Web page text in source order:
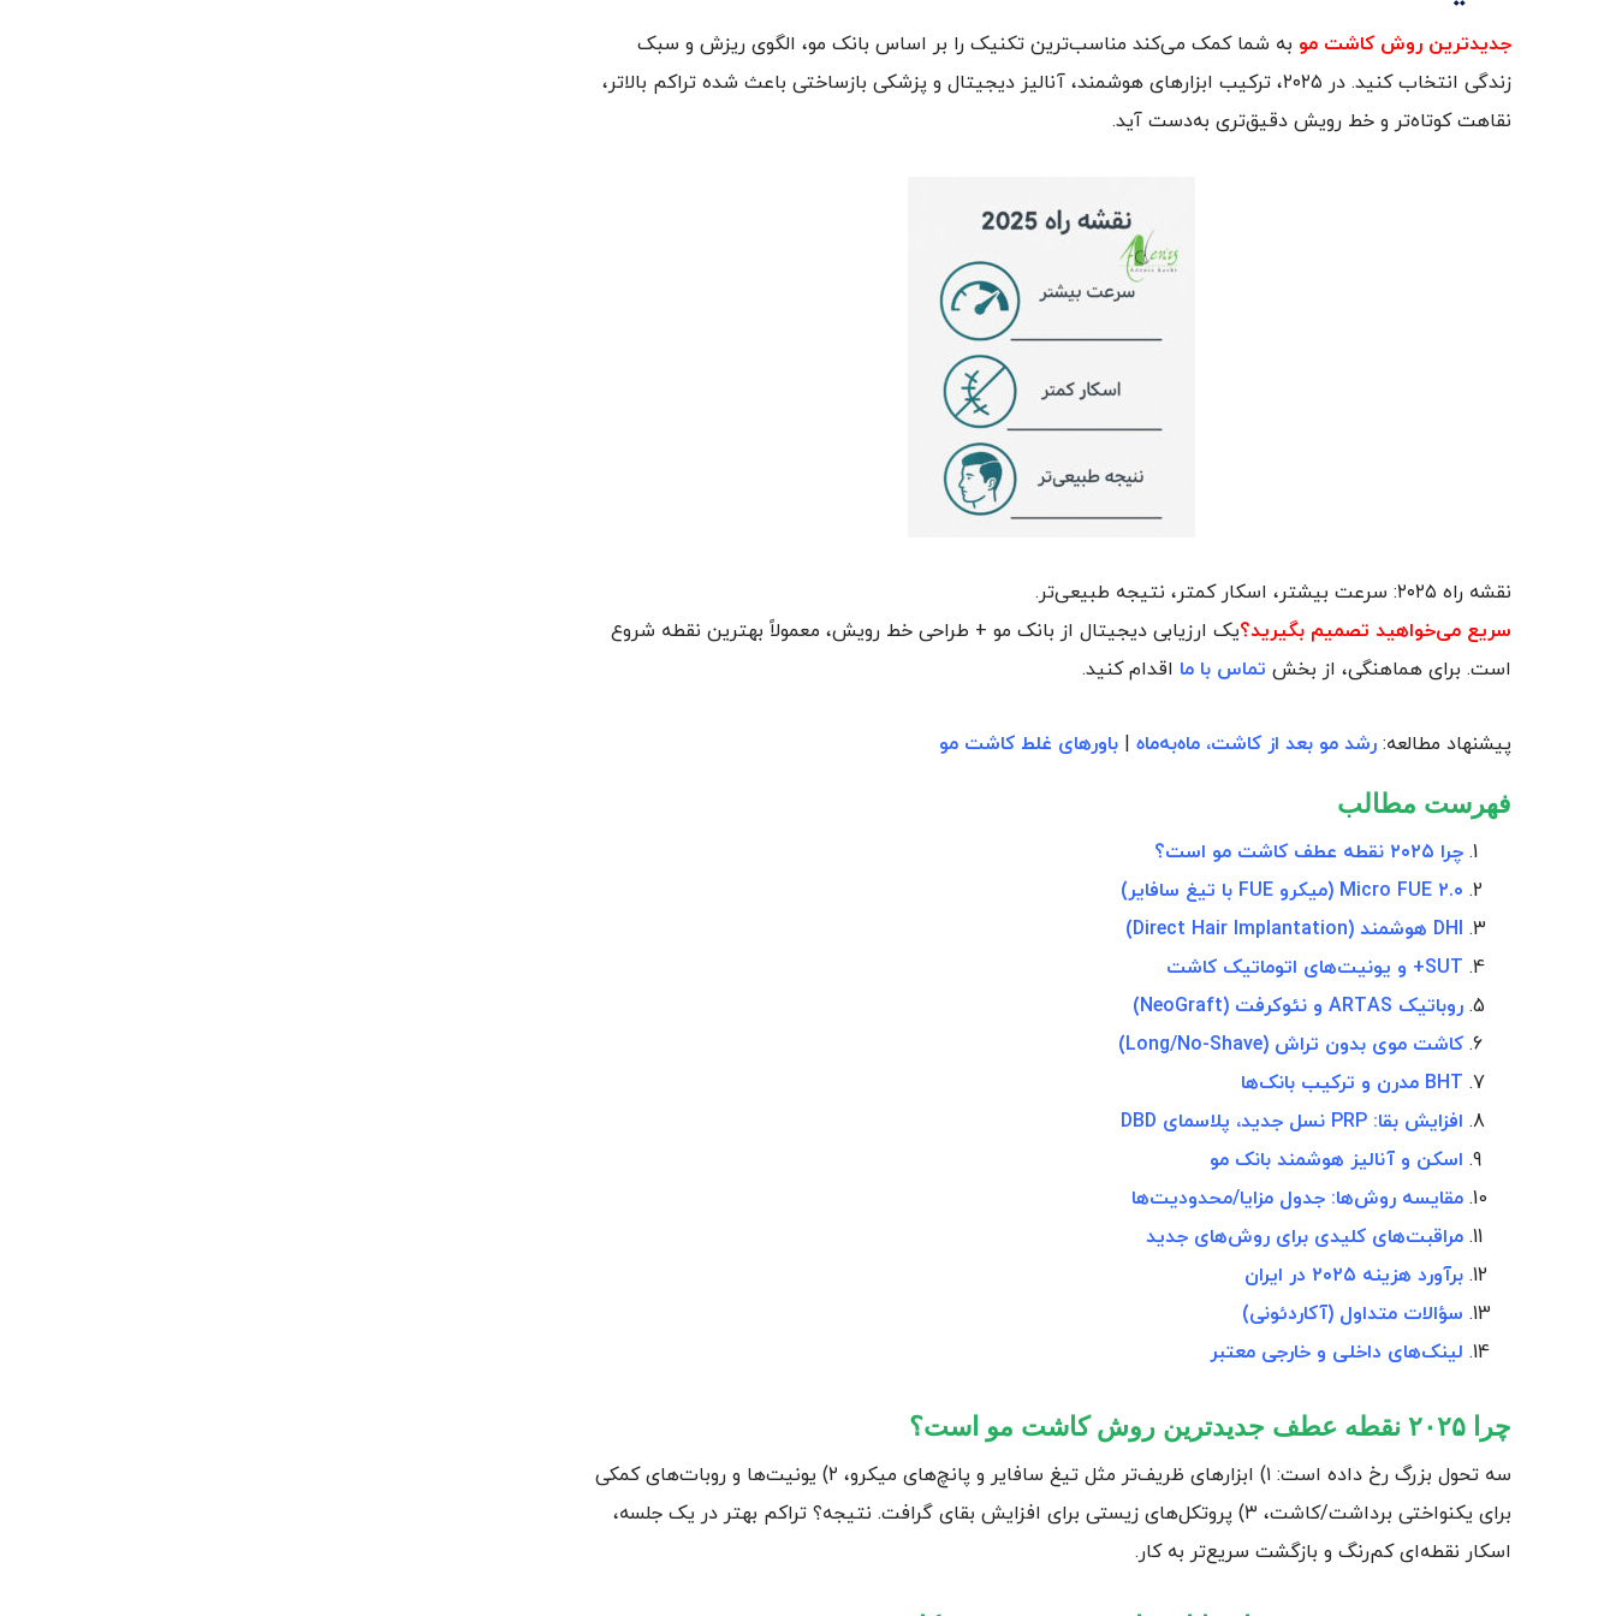
جدیدترین روش‌ کاشت مو به شما کمک می‌کند مناسب‌ترین تکنیک را بر اساس بانک مو، الگوی ریزش و سبک
زندگی انتخاب کنید. در ۲۰۲۵، ترکیب ابزارهای هوشمند، آنالیز دیجیتال و پزشکی بازساختی باعث شده تراکم بالاتر،
نقاهت کوتاه‌تر و خط رویش دقیق‌تری به‌دست آید.
نقشه راه ۲۰۲۵: سرعت بیشتر، اسکار کمتر، نتیجه طبیعی‌تر.
سریع می‌خواهید تصمیم بگیرید؟یک ارزیابی دیجیتال از بانک مو + طراحی خط رویش، معمولاً بهترین نقطه شروع
است. برای هماهنگی، از بخش تماس با ما اقدام کنید.
پیشنهاد مطالعه: رشد مو بعد از کاشت، ماه‌به‌ماه باورهای غلط کاشت مو
فهرست مطالب
چرا ۲۰۲۵ نقطه عطف کاشت مو است؟
Micro FUE ۲.۰ (میکرو FUE با تیغ سافایر)
DHI هوشمند (Direct Hair Implantation)
SUT+ و یونیت‌های اتوماتیک کاشت
روباتیک ARTAS و نئوکرفت (NeoGraft)
کاشت موی بدون تراش (Long/No-Shave)
BHT مدرن و ترکیب بانک‌ها
افزایش بقا: PRP نسل جدید، پلاسمای DBD
اسکن و آنالیز هوشمند بانک مو
مقایسه روش‌ها: جدول مزایا/محدودیت‌ها
مراقبت‌های کلیدی برای روش‌های جدید
برآورد هزینه ۲۰۲۵ در ایران
سؤالات متداول (آکاردئونی)
لینک‌های داخلی و خارجی معتبر
چرا ۲۰۲۵ نقطه عطف جدیدترین روش‌ کاشت مو است؟
سه تحول بزرگ رخ داده است: ۱) ابزارهای ظریف‌تر مثل تیغ سافایر و پانچ‌های میکرو، ۲) یونیت‌ها و روبات‌های کمکی
برای یکنواختی برداشت/کاشت، ۳) پروتکل‌های زیستی برای افزایش بقای گرافت. نتیجه؟ تراکم بهتر در یک جلسه،
اسکار نقطه‌ای کم‌رنگ و بازگشت سریع‌تر به کار.